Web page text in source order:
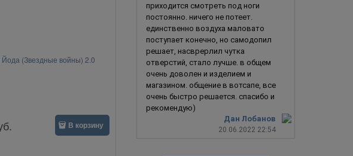
(Звездные войны) 2.0
В корзину
Чубакка
В корзину
Дан Лобанов
20.06.2022 22:54
приходится смотреть под ноги
постоянно. ничего не потеет.
единственно воздуха маловато
поступает конечно, но самодопил
решает, насврерлил чутка
отверстий, стало лучше. в общем
очень доволен и изделием и
магазином. общение в вотсапе, все
очень быстро решается. спасибо и
рекомендую)